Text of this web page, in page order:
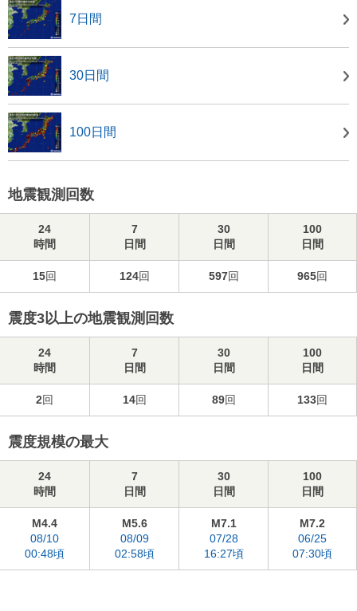
7日間
30日間
100日間
地震観測回数
24
時間
7
日間
30
日間
100
日間
15回 124回 597回 965回
震度3以上の地震観測回数
24
時間
7
日間
30
日間
100
日間
2回 14回 89回 133回
震度規模の最大
24
時間
7
日間
30
日間
100
日間
M4.4
08/10
00:48頃
M5.6
08/09
02:58頃
M7.1
07/28
16:27頃
M7.2
06/25
07:30頃